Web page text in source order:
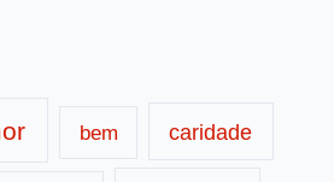
bem caridade